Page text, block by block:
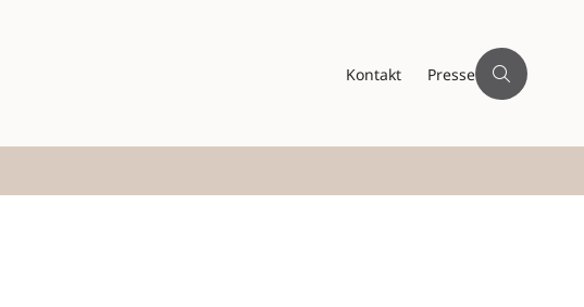
Kontakt Presse